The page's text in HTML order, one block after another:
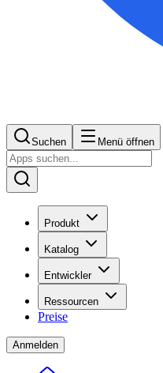
Suchen Menü öffnen
Produkt
Katalog
Entwickler
Ressourcen
Preise
Anmelden